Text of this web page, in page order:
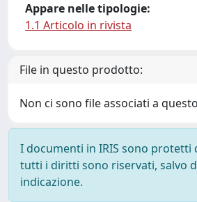
Appare nelle tipologie:
1.1 Articolo in rivista
File in questo prodotto:
Non ci sono file associati a
I documenti in IRIS sono protetti
tutti i diritti sono riservati, salvo
indicazione.